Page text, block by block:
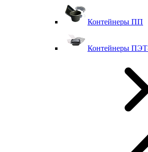
Контейнеры ПП
Контейнеры